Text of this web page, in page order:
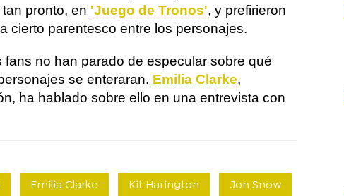
pronto, en 'Juego de Tronos', y prefirieron
cierto parentesco entre los personajes.
fans no han parado de especular sobre qué
se enteraran. Emilia Clarke,
ha hablado sobre ello en una entrevista con
Emilia Clarke Kit Harington Jon Snow